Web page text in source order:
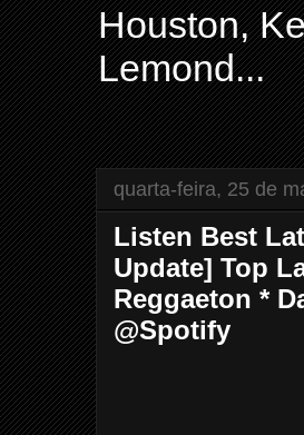
Houston,
Lemond...
quarta-feira, 25 de
Listen Best
Update] Top
Reggaeton *
@Spotify